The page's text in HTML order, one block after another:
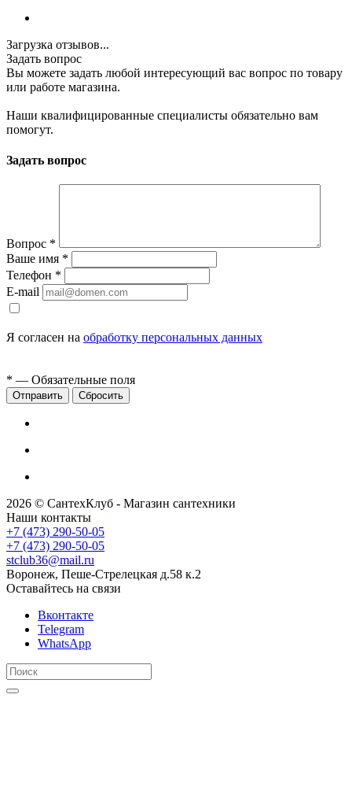
Загрузка отзывов...
Задать вопрос
Вы можете задать любой интересующий вас вопрос по товару
или работе магазина.
Наши квалифицированные специалисты обязательно вам
помогут.
Задать вопрос
Вопрос *
Ваше имя *
Телефон *
E-mail
Я согласен на обработку персональных данных
* — Обязательные поля
Сбросить
2026 © СантехКлуб - Магазин сантехники
Наши контакты
+7 (473) 290-50-05
+7 (473) 290-50-05
stclub36@mail.ru
Воронеж, Пеше-Стрелецкая д.58 к.2
Оставайтесь на связи
Вконтакте
Telegram
WhatsApp